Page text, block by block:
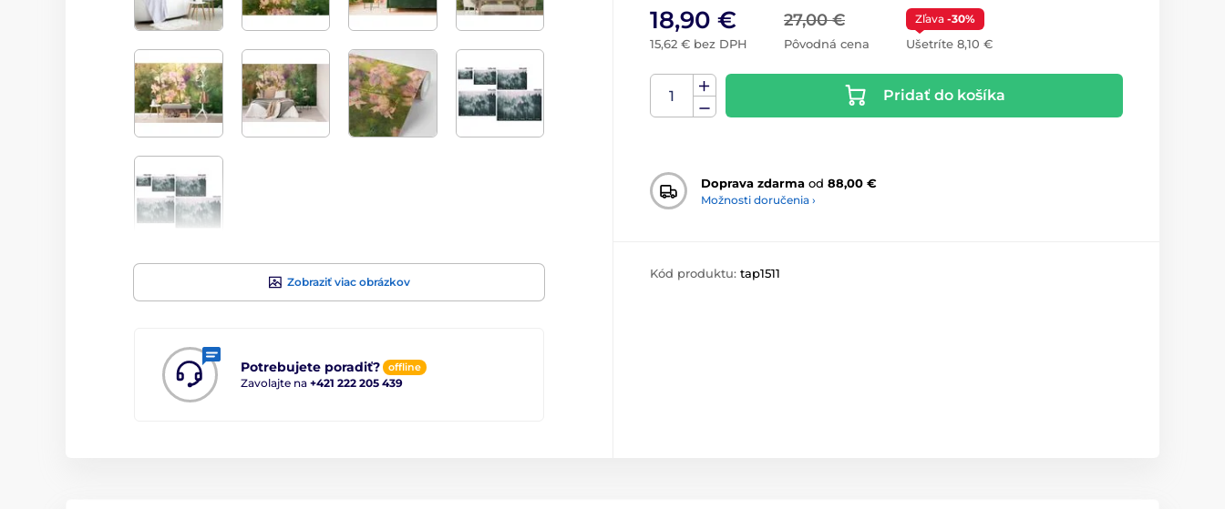
Zobraziť viac obrázkov
Potrebujete poradiť? offline
Zavolajte na +421 222 205 439
27,00 €
Pôvodná cena
18,90 €
15,62 € bez DPH
Zľava -30%
Ušetríte 8,10 €
Pridať do košíka
Doprava zdarma od 88,00 €
Možnosti doručenia ›
Kód produktu: tap1511